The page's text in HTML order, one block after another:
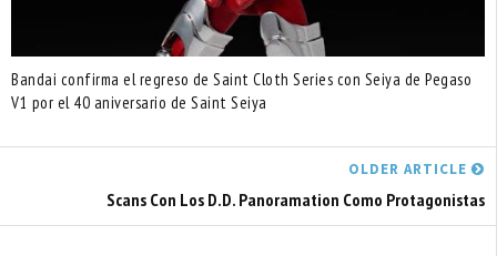
Bandai confirma el regreso de Saint Cloth Series con Seiya de Pegaso
V1 por el 40 aniversario de Saint Seiya
OLDER ARTICLE
Scans Con Los D.D. Panoramation Como Protagonistas